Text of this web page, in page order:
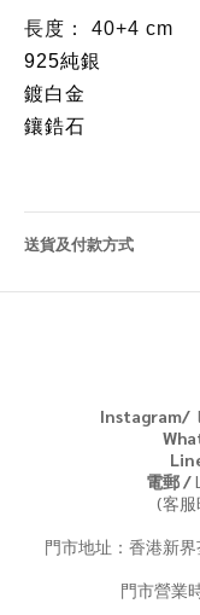
長度： 40+4 cm
925純銀
鍍白金
鑲鋯石
送貨及付款方式
Instagram/
電郵 /
(客服
門市地址：香港新
門市營業